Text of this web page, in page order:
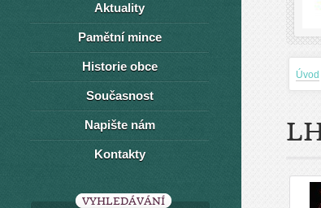
Úvod
Aktuality
Pamětní mince
Historie obce
Současnost
Napište nám
Kontakty
VYHLEDÁVÁNÍ